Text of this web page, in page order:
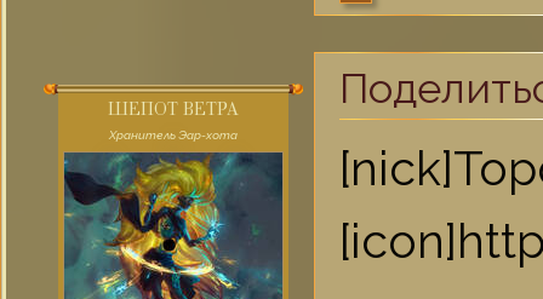
ШЕПОТ ВЕТРА
Хранитель Эар-хота